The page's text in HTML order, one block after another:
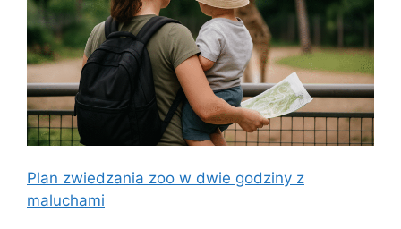
Plan zwiedzania zoo w dwie godziny z
maluchami